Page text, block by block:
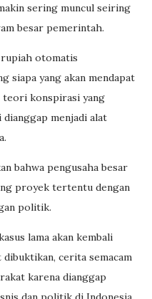
sering muncul seiring
besar pemerintah.
otomatis
siapa yang akan mendapat
teori konspirasi yang
menjadi alat
bahwa pengusaha besar
proyek tertentu dengan
politik.
lama akan kembali
dibuktikan, cerita semacam
karena dianggap